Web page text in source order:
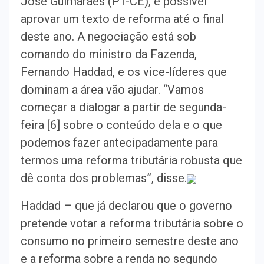
aprovar um texto de reforma até o final
deste ano. A negociação está sob
comando do ministro da Fazenda,
Fernando Haddad, e os vice-líderes que
dominam a área vão ajudar. “Vamos
começar a dialogar a partir de segunda-
feira [6] sobre o conteúdo dela e o que
podemos fazer antecipadamente para
termos uma reforma tributária robusta que
dê conta dos problemas”, disse.
Haddad – que já declarou que o governo
pretende votar a reforma tributária sobre o
consumo no primeiro semestre deste ano
e a reforma sobre a renda no segundo